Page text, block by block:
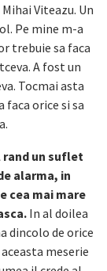
Viteazu. Un
Pe mine m-a
trebuie sa faca
A fost un
Tocmai asta
faca orice si sa
rand un suflet
alarma, in
cea mai mare
In al doilea
dincolo de orice
meserie